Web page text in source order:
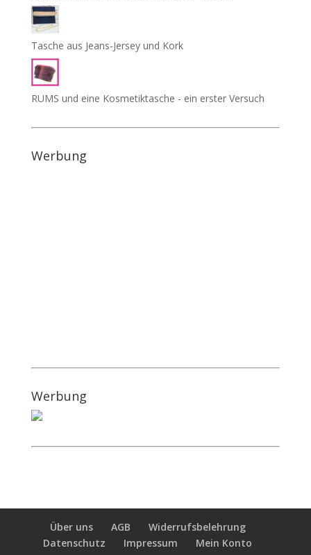
Tasche aus Jeans-Jersey und Kork
RUMS und eine Kosmetiktasche - ein erster Versuch
Werbung
Werbung
Über uns AGB
Widerrufsbelehrung
Datenschutz
Impressum Mein Konto